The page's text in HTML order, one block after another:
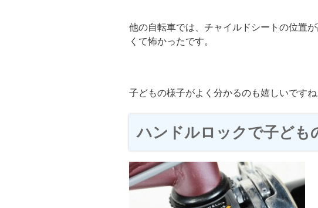
他の自転車では、チャイルドシートの位置
くて怖かったです。
子どもの様子がよく分かるのも嬉しいですね
ハンドルロックで子ども